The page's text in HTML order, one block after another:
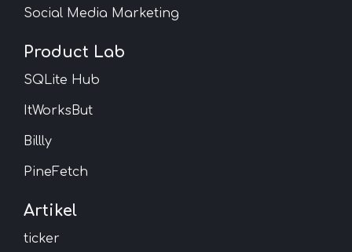
Social Media Marketing
Product Lab
SQLite Hub
ItWorksBut
Billly
PineFetch
Artikel
ticker